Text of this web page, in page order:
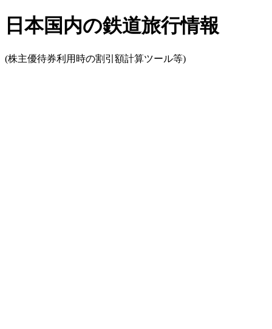
日本国内の鉄道旅行情報
(株主優待券利用時の割引額計算ツール等)